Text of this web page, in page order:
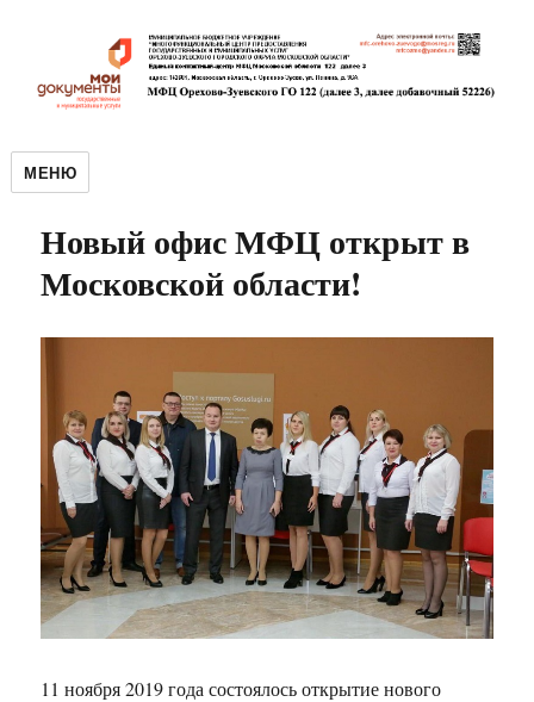
МЕНЮ
Новый офис МФЦ открыт в
Московской области!
11 ноября 2019 года состоялось открытие нового